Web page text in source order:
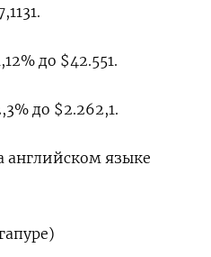
до $42.551.
до $2.262,1.
английском языке